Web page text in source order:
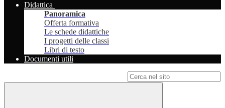
Didattica
Panoramica
Offerta formativa
Le schede didattiche
I progetti delle classi
Libri di testo
Documenti utili